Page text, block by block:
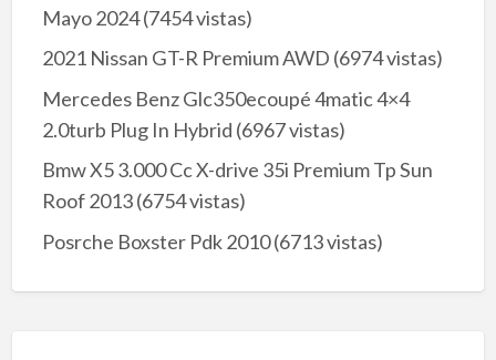
Mayo 2024(7454 vistas)
2021 Nissan GT-R Premium AWD (6974 vistas)
Mercedes Benz Glc350ecoupé 4matic 4×4
2.0turb Plug In Hybrid (6967 vistas)
Bmw X5 3.000 Cc X-drive 35i Premium Tp Sun
Roof 2013(6754 vistas)
Posrche Boxster Pdk 2010(6713 vistas)